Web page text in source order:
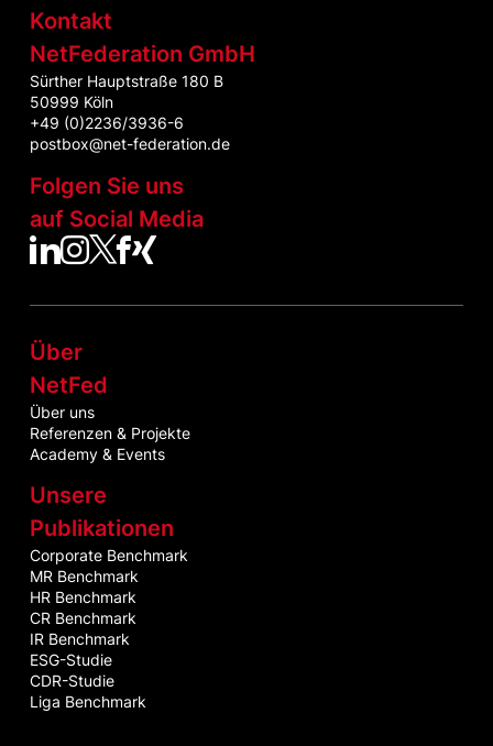
Kontakt
NetFederation GmbH
Sürther Hauptstraße 180 B
50999 Köln
+49 (0)2236/3936-6
postbox@net-federation.de
Folgen Sie uns
auf Social Media
NetFed auf LinkedIn
NetFed auf Instagram
NetFed auf Twitter
NetFed auf Facebook
NetFed auf Xing
Über
NetFed
Über uns
Referenzen & Projekte
Academy & Events
Unsere
Publikationen
Corporate Benchmark
MR Benchmark
HR Benchmark
CR Benchmark
IR Benchmark
ESG-Studie
CDR-Studie
Liga Benchmark